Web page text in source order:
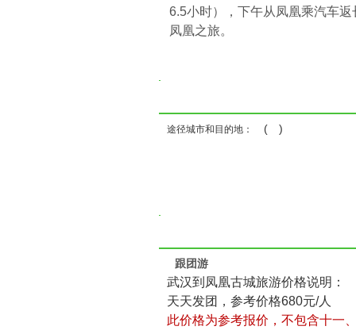
6.5小时），下午从凤凰乘汽车
凤凰之旅。
途径城市和目的地： ( )
跟团游
武汉到凤凰古城旅游价格说明：
天天发团，参考价格680元/人
此价格为参考报价，不包含十一